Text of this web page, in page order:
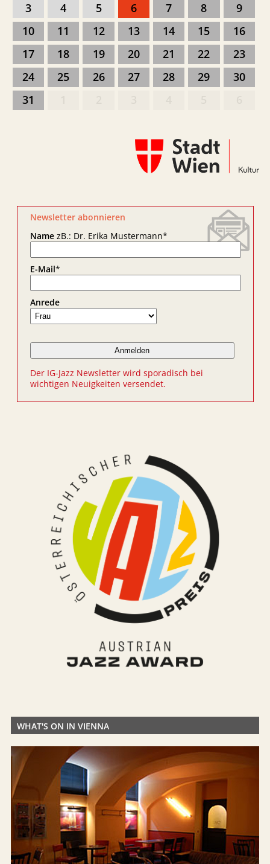
3
4 5 6 7 8
9
10
11 12 13 14 15
16
17
18 19 20 21 22
23
24
25 26 27 28 29
30
31
Newsletter abonnieren
NamezB.: Dr. Erika Mustermann*
E-Mail*
Anrede
Der IG-Jazz Newsletter wird sporadisch bei
wichtigen Neuigkeiten versendet.
WHAT'S ON IN VIENNA